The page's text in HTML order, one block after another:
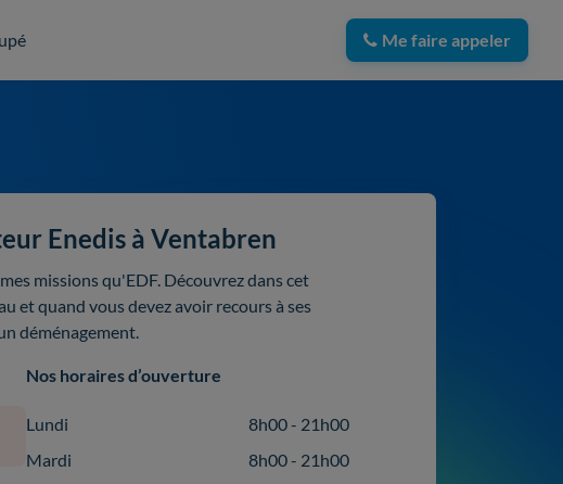
Me faire appeler
Enedis à Ventabren
missions qu'EDF. Découvrez dans cet
et quand vous devez avoir recours à ses
déménagement.
Nos horaires d’ouverture
Lundi
8h00 - 21h00
Mardi
8h00 - 21h00